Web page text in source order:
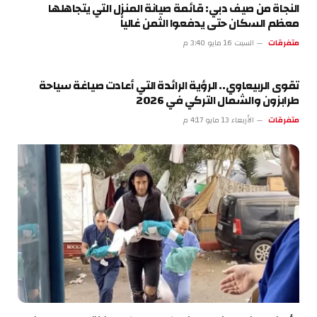
النجاة من صيف دبي: قائمة صيانة المنزل التي يتجاهلها
معظم السكان حتى يدفعوا الثمن غالياً
متفرقات السبت 16 مايو 3:40 م
تقوى الربيعاوي.. الرؤية الرائدة التي أعادت صياغة سياحة
طرابزون والشمال التركي في 2026
متفرقات الأربعاء 13 مايو 4:17 م